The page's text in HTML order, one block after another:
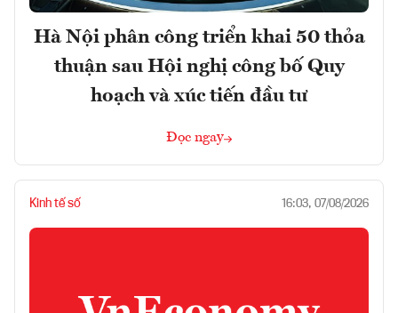
Hà Nội phân công triển khai 50 thỏa
thuận sau Hội nghị công bố Quy
hoạch và xúc tiến đầu tư
Đọc ngay
Kinh tế số 16:03, 07/08/2026